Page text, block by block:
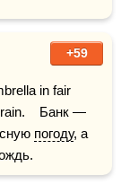
+59
in fair
rain.    Банк —
погоду, а